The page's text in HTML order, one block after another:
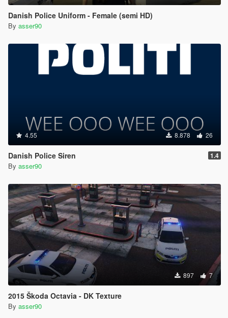
Danish Police Uniform - Female (semi HD)
By asser90
4.55 8.878 26
Danish Police Siren 1.4
By asser90
897 7
2015 Škoda Octavia - DK Texture
By asser90